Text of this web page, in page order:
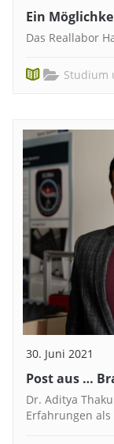
Ein
Das Reallabor
Studium
30. Juni 2021
Post aus …
Dr. Aditya
Erfahrungen